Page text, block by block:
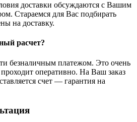
доставки обсуждаются с Вашим
Стараемся для Вас подбирать
на доставку.
расчет?
безналичным платежом. Это очень
оперативно. На Ваш заказ
счет — гарантия на